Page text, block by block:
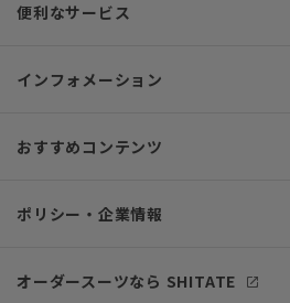
便利なサービス
インフォメーション
おすすめコンテンツ
ポリシー・企業情報
オーダースーツなら SHITATE